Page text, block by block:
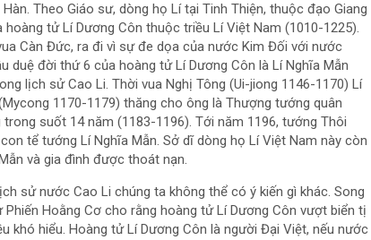
Theo Giáo sư, dòng họ Lí tại Tinh Thiện, thuộc đạo Giang
tử Lí Dương Côn thuộc triều Lí Việt Nam (1010-1225).
Càn Đức, ra đi vì sự đe dọa của nước Kim Đối với nước
duệ đời thứ 6 của hoàng tử Lí Dương Côn là Lí Nghĩa Mẫn
lịch sử Cao Li. Thời vua Nghị Tông (Ui-jiong 1146-1170) Lí
1170-1179) thăng cho ông là Thượng tướng quân
suốt 14 năm (1183-1196). Tới năm 1196, tướng Thôi
tể tướng Lí Nghĩa Mẫn. Sở dĩ dòng họ Lí Việt Nam này còn
và gia đình được thoát nạn.
sử nước Cao Li chúng ta không thể có ý kiến gì khác. Song
Hoằng Cơ cho rằng hoàng tử Lí Dương Côn vượt biển tị
khó hiểu. Hoàng tử Lí Dương Côn là người Đại Việt, nếu nước